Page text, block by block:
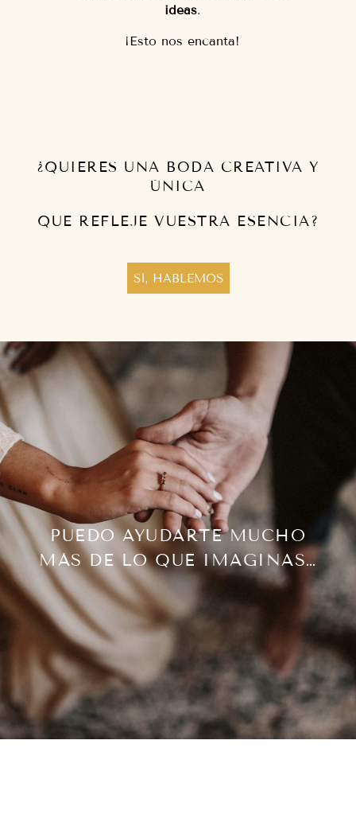
ideas.
¡Esto nos encanta!
¿QUIERES UNA BODA CREATIVA Y
ÚNICA
QUE REFLEJE VUESTRA ESENCIA?
SÍ, HABLEMOS
PUEDO AYUDARTE MUCHO
MÁS DE LO QUE IMAGINAS…